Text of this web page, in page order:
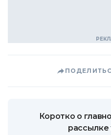
Коротко о
рассылке